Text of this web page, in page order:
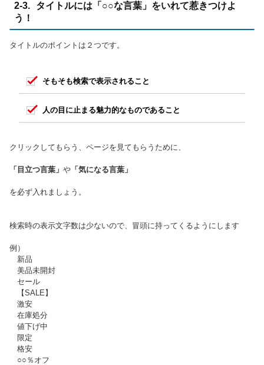
2-3. タイトルには「○○な言葉」をいれて惹きつけよ
う！
タイトルのポイントは２つです。
そもそも検索で表示されること
人の目に止まる魅力的なものであること
クリックしてもらう、ページを見てもらうために、
「目立つ言葉」 や 「気になる言葉」
を必ず入れましょう。
検索時の表示文字数は少ないので、冒頭に持ってくるようにします
例）
新品
美品未開封
セール
【SALE】
激安
在庫処分
値下げ中
限定
格安
○○％オフ